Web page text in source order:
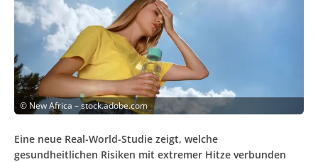
© New Africa – stock.adobe.com
Eine neue Real-World-Studie zeigt, welche
gesundheitlichen Risiken mit extremer Hitze verbunden